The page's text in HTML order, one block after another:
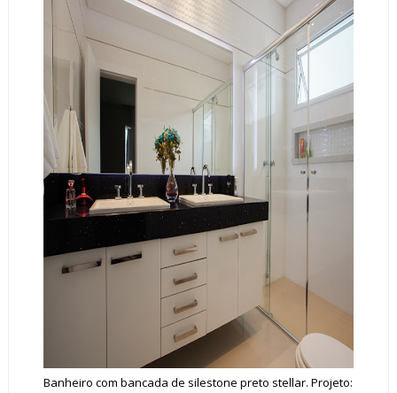
Banheiro com bancada de silestone preto stellar. Projeto: